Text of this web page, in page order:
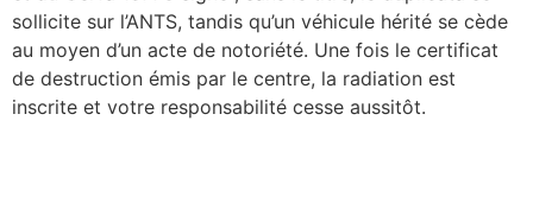
sollicite sur l’ANTS, tandis qu’un véhicule hérité se cède
au moyen d’un acte de notoriété. Une fois le certificat
de destruction émis par le centre, la radiation est
inscrite et votre responsabilité cesse aussitôt.